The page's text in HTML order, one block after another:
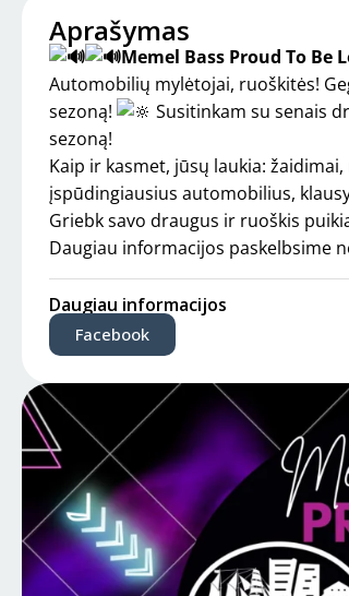
Aprašymas
Memel Bass Proud To Be
Automobilių mylėtojai, ruoškitės!
sezoną!
Susitinkam su senais
sezoną!
Kaip ir kasmet, jūsų laukia:
įspūdingiausius automobilius,
Griebk savo draugus ir ruoškis
Daugiau informacijos paskelbsime
Daugiau informacijos
Facebook